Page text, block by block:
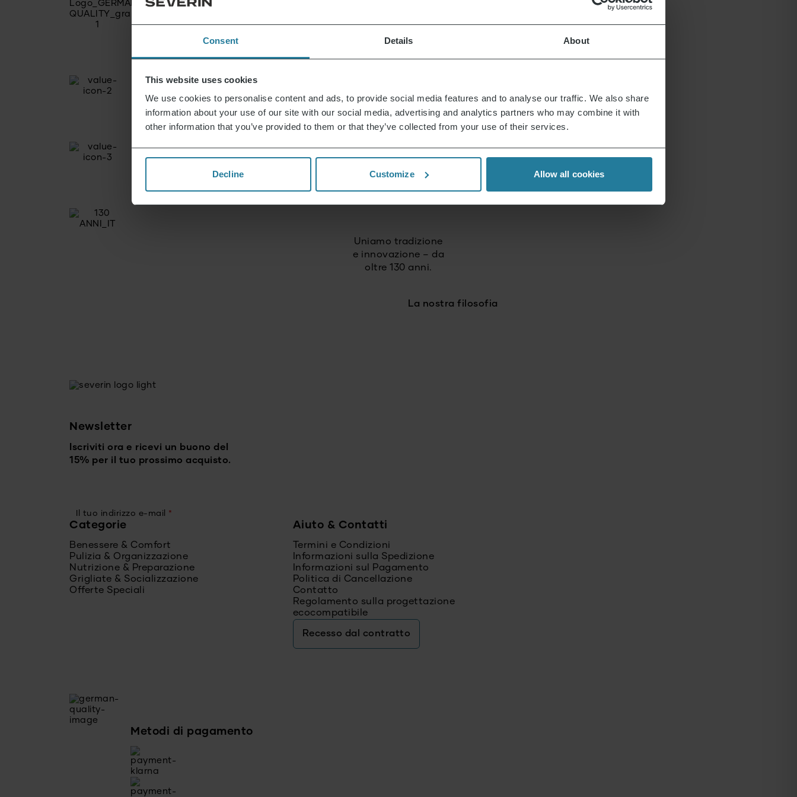
Consent Details About
This website uses cookies
We use cookies to personalise content and ads, to provide social media features and to analyse our traffic. We also share
information about your use of our site with our social media, advertising and analytics partners who may combine it with
other information that you’ve provided to them or that they’ve collected from your use of their services.
Decline Customize Allow all cookies
Combiniamo tecnologia
Puntiamo su
alta qualità
Agiamo
in modo responsabile
Uniamo tradizione
e innovazione – da
oltre 130 anni.
La nostra filosofia
Newsletter
Iscriviti ora e ricevi un buono del
15% per il tuo prossimo acquisto.
Il tuo indirizzo e-mail *
Categorie
Benessere & Comfort
Pulizia & Organizzazione
Nutrizione & Preparazione
Grigliate & Socializzazione
Offerte Speciali
Aiuto & Contatti
Termini e Condizioni
Informazioni sulla Spedizione
Informazioni sul Pagamento
Politica di Cancellazione
Contatto
Regolamento sulla progettazione
ecocompatibile
Recesso dal contratto
Metodi di pagamento